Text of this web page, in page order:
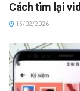
Cách tìm lại
15/02/2026